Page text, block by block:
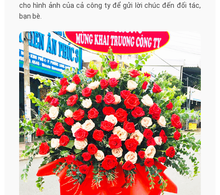
cho hình ảnh của cả công ty để gửi lời chúc đến đối tác,
bạn bè.